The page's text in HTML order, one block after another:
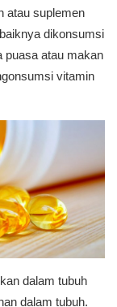
atau suplemen
dikonsumsi
puasa atau makan
vitamin
dalam tubuh
dalam tubuh.